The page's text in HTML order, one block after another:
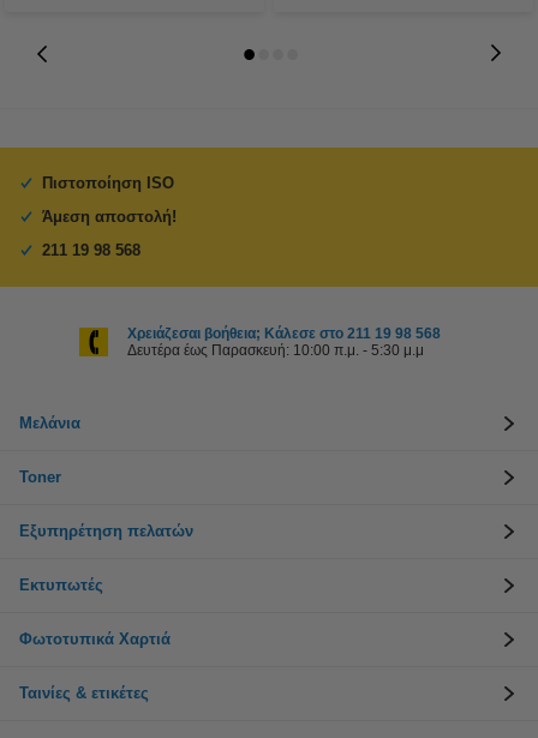
Πιστοποίηση ISO
Άμεση αποστολή!
211 19 98 568
Χρειάζεσαι βοήθεια; Κάλεσε στο 211 19 98 568
Δευτέρα έως Παρασκευή: 10:00 π.μ. - 5:30 μ.μ
Μελάνια
Toner
Εξυπηρέτηση πελατών
Εκτυπωτές
Φωτοτυπικά Χαρτιά
Ταινίες & ετικέτες